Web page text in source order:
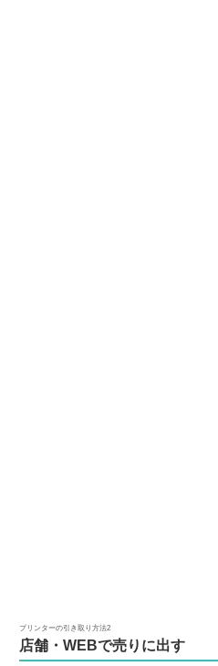
プリンターの引き取り方法2
店舗・WEBで売りに出す